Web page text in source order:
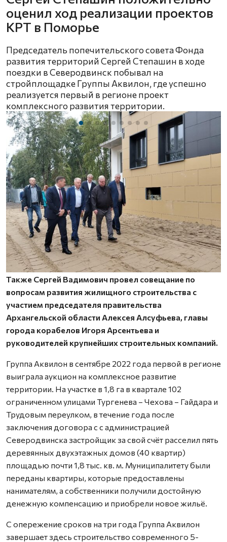
оценил ход реализации проектов
КРТ в Поморье
Председатель попечительского совета Фонда
развития территорий Сергей Степашин в ходе
поездки в Северодвинск побывал на
стройплощадке Группы Аквилон, где успешно
реализуется первый в регионе проект
комплексного развития территории.
Также Сергей Вадимович провел совещание по
вопросам развития жилищного строительства с
участием председателя правительства
Архангельской области Алексея Алсуфьева, главы
города корабелов Игоря Арсентьева и
руководителей крупнейших строительных компаний.
Группа Аквилон в сентябре 2022 года первой в регионе
выиграла аукцион на комплексное развитие
территории. На участке в 1,8 га в квартале 102
ограниченном улицами Тургенева – Чехова – Гайдара и
Трудовым переулком, в течение года после
заключения договора с с администрацией
Северодвинска застройщик за свой счёт расселил пять
деревянных двухэтажных домов (40 квартир)
площадью почти 1,8 тыс. кв. м. Муниципалитету были
переданы квартиры, которые предоставлены
нанимателям, а собственники получили достойную
денежную компенсацию и приобрели новое жильё.
С опережение сроков на три года Группа Аквилон
завершает здесь строительство современного 5-